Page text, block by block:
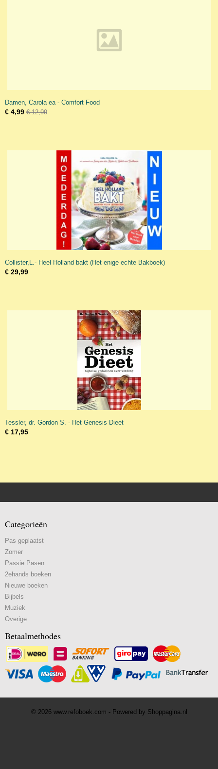
Damen, Carola ea - Comfort Food
€ 4,99 € 12,99
Collister,L.- Heel Holland bakt (Het enige echte Bakboek)
€ 29,99
Tessler, dr. Gordon S. - Het Genesis Dieet
€ 17,95
Categorieën
Pas geplaatst
Zomer
Passie Pasen
2ehands boeken
Nieuwe boeken
Bijbels
Muziek
Overige
Betaalmethodes
© 2026 www.refoboek.com - Powered by Shoppagina.nl